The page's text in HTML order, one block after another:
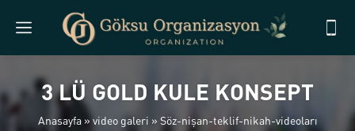
3 LÜ GOLD KULE KONSEPT
Anasayfa» video galeri » Söz-nişan-teklif-nikah-videoları